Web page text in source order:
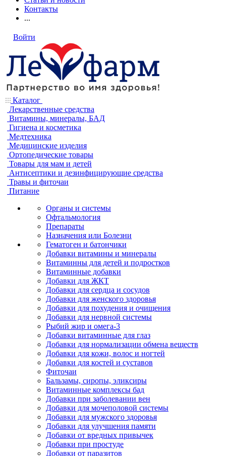
Контакты
...
Войти
Каталог
Лекарственные средства
Витамины, минералы, БАД
Гигиена и косметика
Медтехника
Медицинские изделия
Ортопедические товары
Товары для мам и детей
Антисептики и дезинфицирующие средства
Травы и фиточаи
Питание
Органы и системы
Офтальмология
Препараты
Назначения или Болезни
Гематоген и батончики
Добавки витамины и минералы
Витаминны для детей и подростков
Витаминные добавки
Добавки для ЖКТ
Добавки для сердца и сосудов
Добавки для женского здоровья
Добавки для похудения и очищения
Добавки для нервной системы
Рыбий жир и омега-3
Добавки витаминные для глаз
Добавки для нормализации обмена веществ
Добавки для кожи, волос и ногтей
Добавки для костей и суставов
Фиточаи
Бальзамы, сиропы, эликсиры
Витаминные комплексы бад
Добавки при заболевании вен
Добавки для мочеполовой системы
Добавки для мужского здоровья
Добавки для улучшения памяти
Добавки от вредных привычек
Добавки при простуде
Добавки от паразитов